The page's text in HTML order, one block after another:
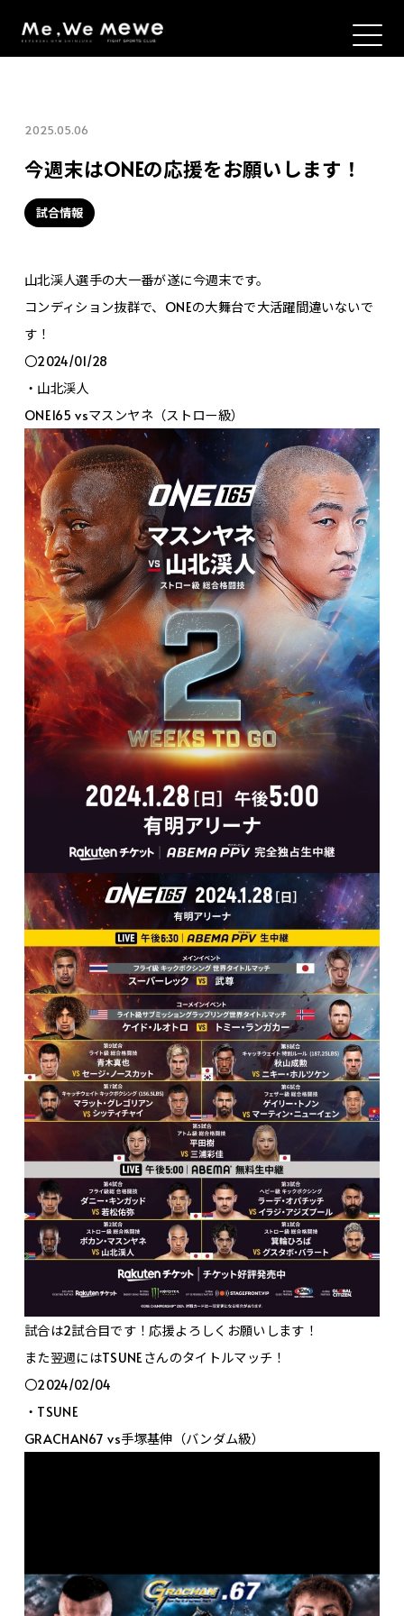
2025.05.06
今週末はONEの応援をお願いします！
試合情報
山北渓人選手の大一番が遂に今週末です。
コンディション抜群で、ONEの大舞台で大活躍間違いないで
す！
〇2024/01/28
・山北渓人
ONE165 vsマスンヤネ（ストロー級）
試合は2試合目です！応援よろしくお願いします！
また翌週にはTSUNEさんのタイトルマッチ！
〇2024/02/04
・TSUNE
GRACHAN67 vs手塚基伸（バンダム級）